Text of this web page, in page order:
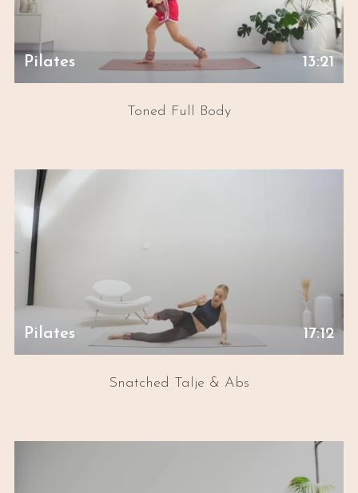
Pilates 13:21
Toned Full Body
Pilates 17:12
Snatched Talje & Abs